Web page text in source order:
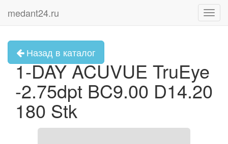
medant24.ru
Назад в каталог
1-DAY ACUVUE TruEye
-2.75dpt BC9.00 D14.20
180 Stk